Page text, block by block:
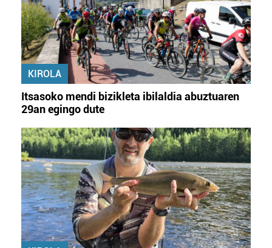
KIROLA
Itsasoko mendi bizikleta ibilaldia abuztuaren
29an egingo dute